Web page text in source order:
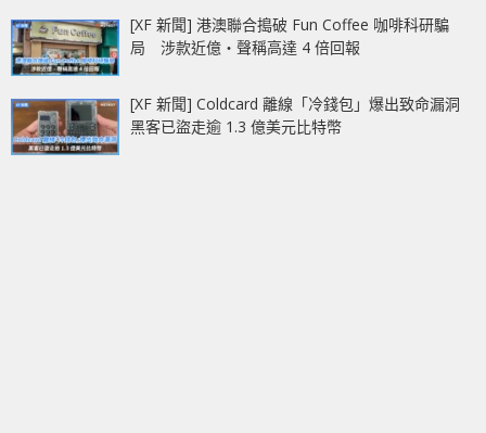
[XF 新聞] 港澳聯合搗破 Fun Coffee 咖啡科研騙
局 涉款近億‧聲稱高達 4 倍回報
[XF 新聞] Coldcard 離線「冷錢包」爆出致命漏洞
黑客已盜走逾 1.3 億美元比特幣